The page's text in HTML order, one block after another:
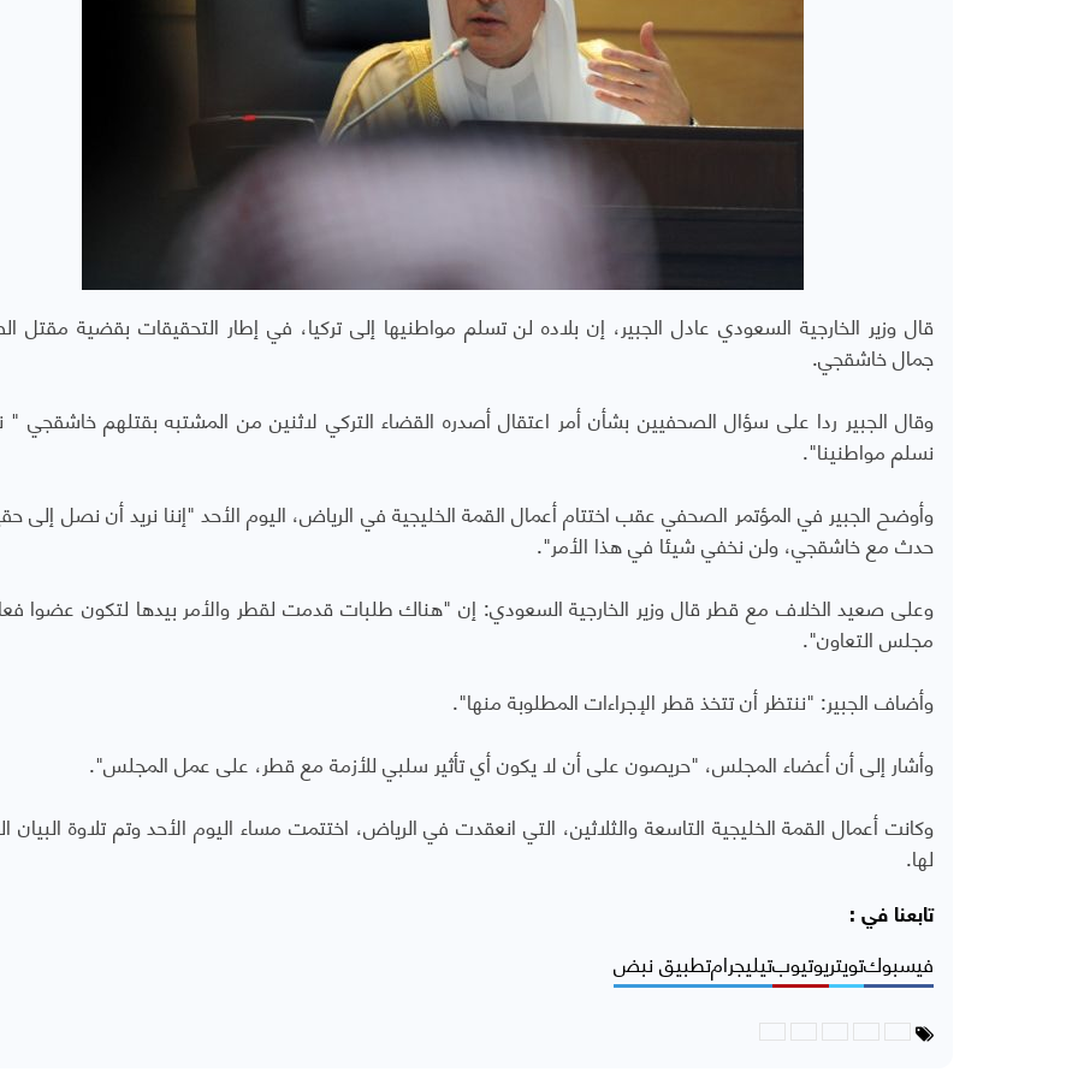
قال وزير الخارجية السعودي عادل الجبير، إن بلاده لن تسلم مواطنيها إلى تركيا، في إطار التحقيقات بقضية مقتل
جمال خاشقجي.
وقال الجبير ردا على سؤال الصحفيين بشأن أمر اعتقال أصدره القضاء التركي لاثنين من المشتبه بقتلهم خاشقجي "
نسلم مواطنينا".
وأوضح الجبير في المؤتمر الصحفي عقب اختتام أعمال القمة الخليجية في الرياض، اليوم الأحد "إننا نريد أن نصل إلى
حدث مع خاشقجي، ولن نخفي شيئا في هذا الأمر".
وعلى صعيد الخلاف مع قطر قال وزير الخارجية السعودي: إن "هناك طلبات قدمت لقطر والأمر بيدها لتكون عضوا
مجلس التعاون".
وأضاف الجبير: "ننتظر أن تتخذ قطر الإجراءات المطلوبة منها".
وأشار إلى أن أعضاء المجلس، "حريصون على أن لا يكون أي تأثير سلبي للأزمة مع قطر، على عمل المجلس".
وكانت أعمال القمة الخليجية التاسعة والثلاثين، التي انعقدت في الرياض، اختتمت مساء اليوم الأحد وتم تلاوة البيان
لها.
تابعنا في :
فيسبوكتويتريوتيوبتيليجرامتطبيق نبض